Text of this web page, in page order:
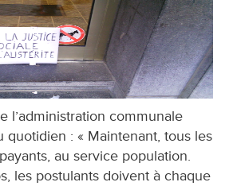
l’administration communale
quotidien : « Maintenant, tous les
au service population.
les postulants doivent à chaque